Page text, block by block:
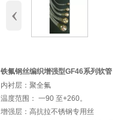
‹
铁氟钢丝编织增强型GF46系列软管
内衬层：聚全氟
温度范围： 一90 至+260。
增强层：高抗拉不锈钢专用丝